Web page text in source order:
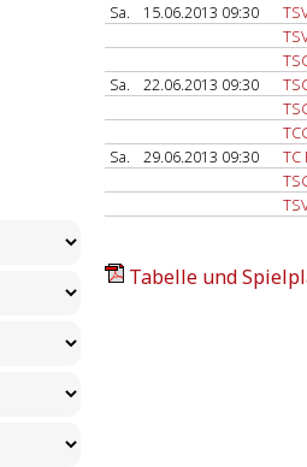
Sa.
15.06.2013 09:30
Sa.
22.06.2013 09:30
Sa.
29.06.2013 09:30
Tabelle und